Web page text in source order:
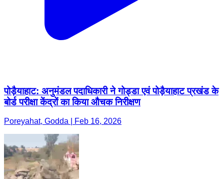
पोड़ैयाहाट: अनुमंडल पदाधिकारी ने गोड्डा एवं पोड़ैयाहाट प्रखंड के
बोर्ड परीक्षा केंद्रों का किया औचक निरीक्षण
Poreyahat, Godda | Feb 16, 2026